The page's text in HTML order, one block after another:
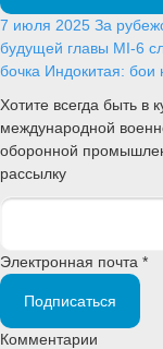
7 июля 2025 За
будущей главы MI-6
бочка Индокитая: бои
Хотите всегда быть в
международной
оборонной
рассылку
Электронная почта *
Подписаться
Комментарии